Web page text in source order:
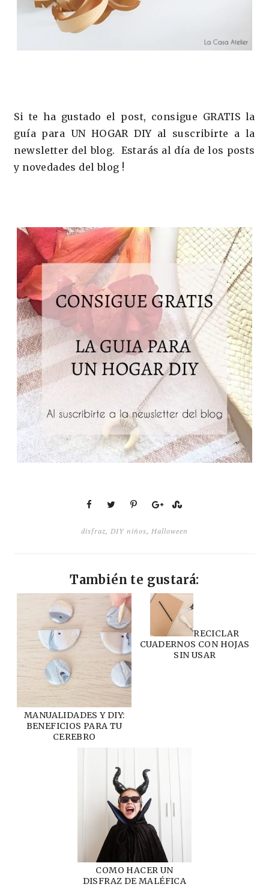
Si te ha gustado el post, consigue GRATIS la
guía para UN HOGAR DIY al suscribirte a la
newsletter del blog. Estarás al día de los posts
y novedades del blog !
disfraz, DIY niños, Halloween
También te gustará:
MANUALIDADES Y DIY:
BENEFICIOS PARA TU
CEREBRO
RECICLAR
CUADERNOS CON HOJAS
SIN USAR
COMO HACER UN
DISFRAZ DE MALÉFICA